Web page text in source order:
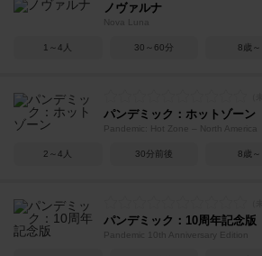
ノヴァルナ
Nova Luna
1～4人 30～60分 8歳～
パンデミック：ホットゾーン
Pandemic: Hot Zone – North America
2～4人 30分前後 8歳～
パンデミック：10周年記念版
Pandemic 10th Anniversary Edition